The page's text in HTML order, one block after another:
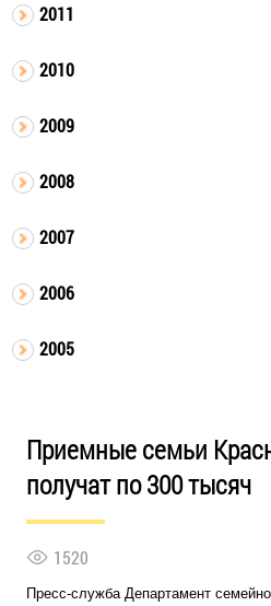
2011
2010
2009
2008
2007
2006
2005
Приемные семьи
получат по 300 тысяч
1520
Пресс-служба Департамент